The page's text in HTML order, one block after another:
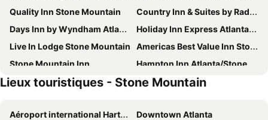
Quality Inn Stone Mountain
Country Inn & Suites by Radisson, Stone Mountain, GA
Days Inn by Wyndham Atlanta Stone Mountain
Holiday Inn Express Atlanta-Stone Mountain by IHG
Live In Lodge Stone Mountain
Americas Best Value Inn Stone Mountain Atlanta E
Stone Mountain Inn
Hampton Inn Atlanta/Stone Mountain
Bhagat Hotels Stone Mountain Atlanta, Best Western Signature Collection
Rodeway Inn Stone Mountain
Best Value Inn
Studio 6 Tucker, GA - Atlanta Northlake
Lieux touristiques - Stone Mountain
Aéroport international Hartsfield-Jackson d'Atlanta
Downtown Atlanta